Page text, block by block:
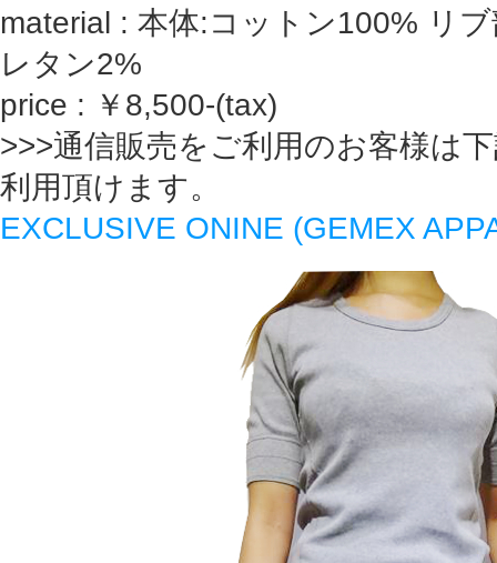
material : 本体:コットン100% リ
レタン2%
price : ￥8,500-(tax)
>>>通信販売をご利用のお客様は
利用頂けます。
EXCLUSIVE ONINE (GEMEX